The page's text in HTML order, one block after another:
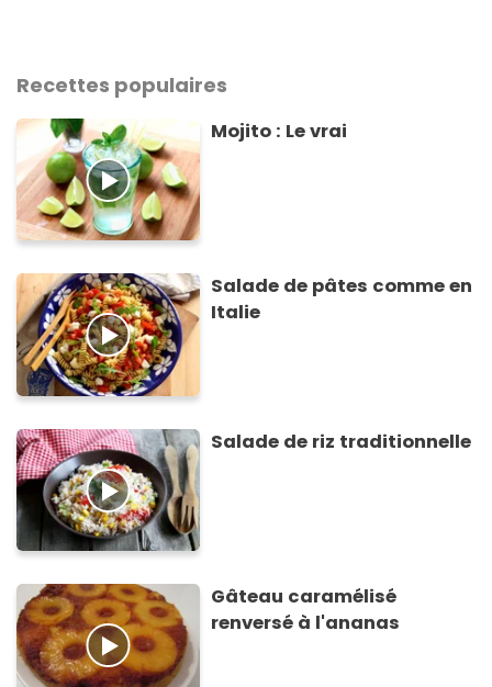
Recettes populaires
Mojito : Le vrai
Salade de pâtes comme en
Italie
Salade de riz traditionnelle
Gâteau caramélisé
renversé à l'ananas